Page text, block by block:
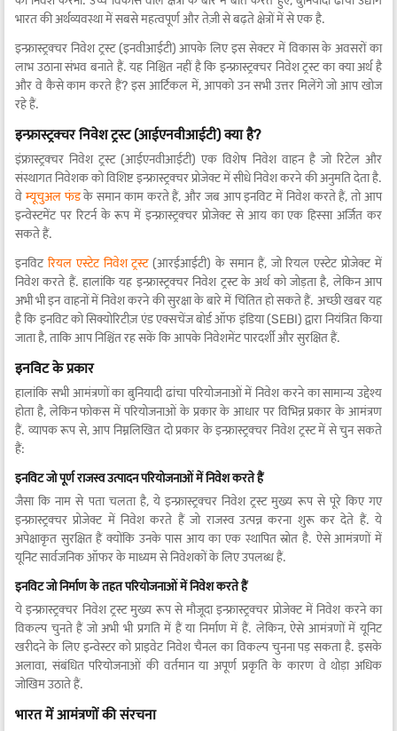
भारत की अर्थव्यवस्था में सबसे महत्वपूर्ण और तेज़ी से बढ़ते क्षेत्रों में से एक है.
इन्फ्रास्ट्रक्चर निवेश ट्रस्ट (इनवीआईटी) आपके लिए इस सेक्टर में विकास के अवसरों का
लाभ उठाना संभव बनाते हैं. यह निश्चित नहीं है कि इन्फ्रास्ट्रक्चर निवेश ट्रस्ट का क्या अर्थ है
और वे कैसे काम करते हैं? इस आर्टिकल में, आपको उन सभी उत्तर मिलेंगे जो आप खोज
रहे हैं.
इन्फ्रास्ट्रक्चर निवेश ट्रस्ट (आईएनवीआईटी) क्या है?
इंफ्रास्ट्रक्चर निवेश ट्रस्ट (आईएनवीआईटी) एक विशेष निवेश वाहन है जो रिटेल और
संस्थागत निवेशक को विशिष्ट इन्फ्रास्ट्रक्चर प्रोजेक्ट में सीधे निवेश करने की अनुमति देता है.
वेम्यूचुअल फंडके समान काम करते हैं, और जब आप इनविट में निवेश करते हैं, तो आप
इन्वेस्टमेंट पर रिटर्न के रूप में इन्फ्रास्ट्रक्चर प्रोजेक्ट से आय का एक हिस्सा अर्जित कर
सकते हैं.
इनविटरियल एस्टेट निवेश ट्रस्ट(आरईआईटी) के समान हैं, जो रियल एस्टेट प्रोजेक्ट में
निवेश करते हैं. हालांकि यह इन्फ्रास्ट्रक्चर निवेश ट्रस्ट के अर्थ को जोड़ता है, लेकिन आप
अभी भी इन वाहनों में निवेश करने की सुरक्षा के बारे में चिंतित हो सकते हैं. अच्छी खबर यह
है कि इनविट को सिक्योरिटीज़ एंड एक्सचेंज बोर्ड ऑफ इंडिया (SEBI) द्वारा नियंत्रित किया
जाता है, ताकि आप निश्चिंत रह सकें कि आपके निवेशमेंट पारदर्शी और सुरक्षित हैं.
इनविट के प्रकार
हालांकि सभी आमंत्रणों का बुनियादी ढांचा परियोजनाओं में निवेश करने का सामान्य उद्देश्य
होता है, लेकिन फोकस में परियोजनाओं के प्रकार के आधार पर विभिन्न प्रकार के आमंत्रण
हैं. व्यापक रूप से, आप निम्नलिखित दो प्रकार के इन्फ्रास्ट्रक्चर निवेश ट्रस्ट में से चुन सकते
हैं:
इनविट जो पूर्ण राजस्व उत्पादन परियोजनाओं में निवेश करते हैं
जैसा कि नाम से पता चलता है, ये इन्फ्रास्ट्रक्चर निवेश ट्रस्ट मुख्य रूप से पूरे किए गए
इन्फ्रास्ट्रक्चर प्रोजेक्ट में निवेश करते हैं जो राजस्व उत्पन्न करना शुरू कर देते हैं. ये
अपेक्षाकृत सुरक्षित हैं क्योंकि उनके पास आय का एक स्थापित स्रोत है. ऐसे आमंत्रणों में
यूनिट सार्वजनिक ऑफर के माध्यम से निवेशकों के लिए उपलब्ध हैं.
इनविट जो निर्माण के तहत परियोजनाओं में निवेश करते हैं
ये इन्फ्रास्ट्रक्चर निवेश ट्रस्ट मुख्य रूप से मौजूदा इन्फ्रास्ट्रक्चर प्रोजेक्ट में निवेश करने का
विकल्प चुनते हैं जो अभी भी प्रगति में हैं या निर्माण में हैं. लेकिन, ऐसे आमंत्रणों में यूनिट
खरीदने के लिए इन्वेस्टर को प्राइवेट निवेश चैनल का विकल्प चुनना पड़ सकता है. इसके
अलावा, संबंधित परियोजनाओं की वर्तमान या अपूर्ण प्रकृति के कारण वे थोड़ा अधिक
जोखिम उठाते हैं.
भारत में आमंत्रणों की संरचना